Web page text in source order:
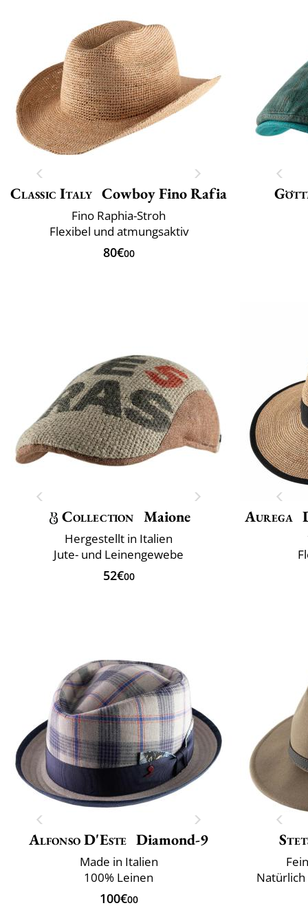
Classic Italy Cowboy Fino Rafia
Fino Raphia-Stroh
Flexibel und atmungsaktiv
80€00
Collection Maione
Hergestellt in Italien
Jute- und Leinengewebe
52€00
Aurega
Alfonso D'Este Diamond-9
Made in Italien
100% Leinen
100€00